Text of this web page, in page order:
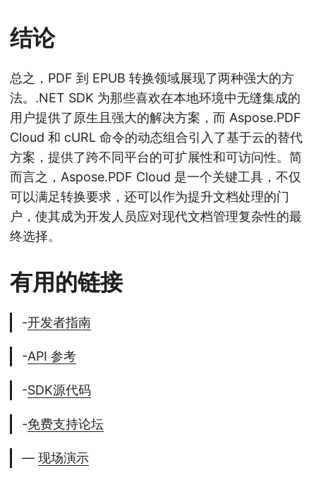
结论
总之，PDF 到 EPUB 转换领域展现了两种强大的方
法。.NET SDK 为那些喜欢在本地环境中无缝集成的
用户提供了原生且强大的解决方案，而 Aspose.PDF
Cloud 和 cURL 命令的动态组合引入了基于云的替代
方案，提供了跨不同平台的可扩展性和可访问性。简
而言之，Aspose.PDF Cloud 是一个关键工具，不仅
可以满足转换要求，还可以作为提升文档处理的门
户，使其成为开发人员应对现代文档管理复杂性的最
终选择。
有用的链接
-开发者指南
-API 参考
-SDK源代码
-免费支持论坛
— 现场演示